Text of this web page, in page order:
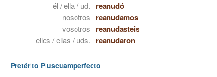
él / ella / ud. reanudó
nosotros reanudamos
vosotros reanudasteis
ellos / ellas / uds. reanudaron
Pretérito Pluscuamperfecto